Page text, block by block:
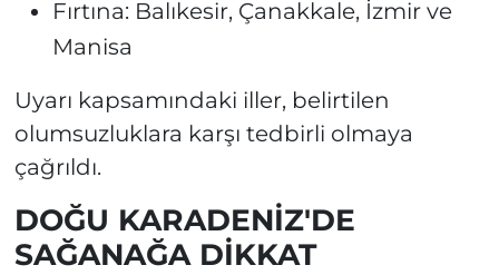
Fırtına: Balıkesir, Çanakkale, İzmir ve
Manisa
Uyarı kapsamındaki iller, belirtilen
olumsuzluklara karşı tedbirli olmaya
çağrıldı.
DOĞU KARADENİZ'DE
SAĞANAĞA DİKKAT